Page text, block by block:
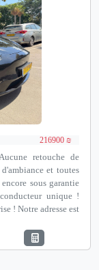
216900 ₪
retouche de
et toutes
sous garantie
unique !
! Notre adresse est